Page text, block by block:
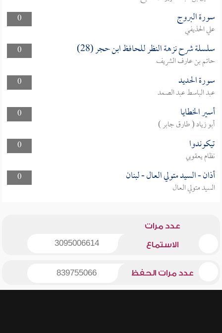
0
سورة البروج
علي الحذيفي
0
سلسلة شرح نزهة النظر للحافظ ابن حجر (28)
حاتم بن عارف الشريف
0
سورة الحديد
عبد الباسط عبد الصمد
0
أسير الخطايا
أبو زياد ( طارق جابر )
0
تيكوندوا
نظام يعقوبي
0
أذان - السيد متولي العال - لبنان
السيد متولي العال
عدد مرات
الاستماع 3095006614
عدد مرات الحفظ 839755066